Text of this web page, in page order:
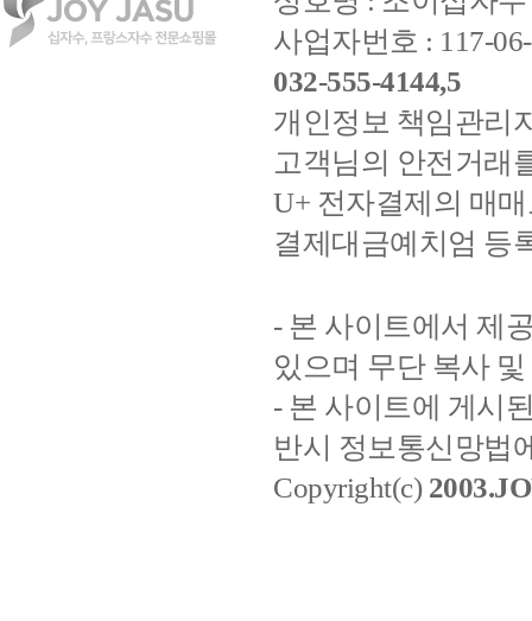
사업자번호 : 117-
032-555-4144,5
개인정보 책임관리
고객님의 안전거래
U+ 전자결제의 매
결제대금예치엄 등
- 본 사이트에서 제
있으며 무단 복사
- 본 사이트에 게시
반시 정보통신망법
Copyright(c)